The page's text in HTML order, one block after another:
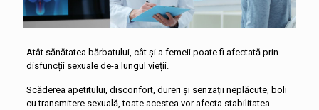
Atât sănătatea bărbatului, cât și a femeii poate fi afectată prin
disfuncții sexuale de-a lungul vieții.
Scăderea apetitului, disconfort, dureri și senzații neplăcute, boli
cu transmitere sexuală, toate acestea vor afecta stabilitatea